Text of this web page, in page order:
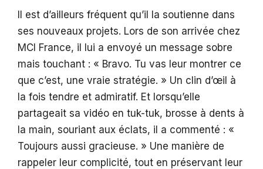
Il est d’ailleurs fréquent qu’il la soutienne dans
ses nouveaux projets. Lors de son arrivée chez
MCI France, il lui a envoyé un message sobre
mais touchant : « Bravo. Tu vas leur montrer ce
que c’est, une vraie stratégie. » Un clin d’œil à
la fois tendre et admiratif. Et lorsqu’elle
partageait sa vidéo en tuk-tuk, brosse à dents à
la main, souriant aux éclats, il a commenté : «
Toujours aussi gracieuse. » Une manière de
rappeler leur complicité, tout en préservant leur